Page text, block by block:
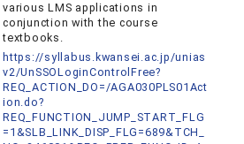
various LMS applications in
conjunction with the course
textbooks.
https://syllabus.kwansei.ac.jp/unias
v2/UnSSOLoginControlFree?
REQ_ACTION_DO=/AGA030PLS01Act
ion.do?
REQ_FUNCTION_JUMP_START_FLG
=1&SLB_LINK_DISP_FLG=689&TCH_